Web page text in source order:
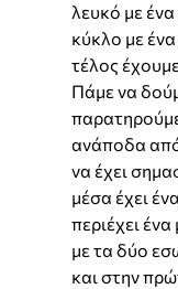
λευκό με
κύκλο με
τέλος
Πάμε να
ανάποδα
να έχει
μέσα έχει
περιέχει
με τα δύο
και στην